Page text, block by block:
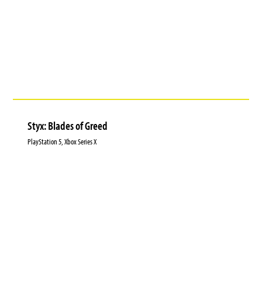
Styx: Blades of Greed
PlayStation 5, Xbox Series X